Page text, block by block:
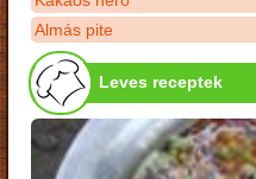
Almás pite
Leves receptek